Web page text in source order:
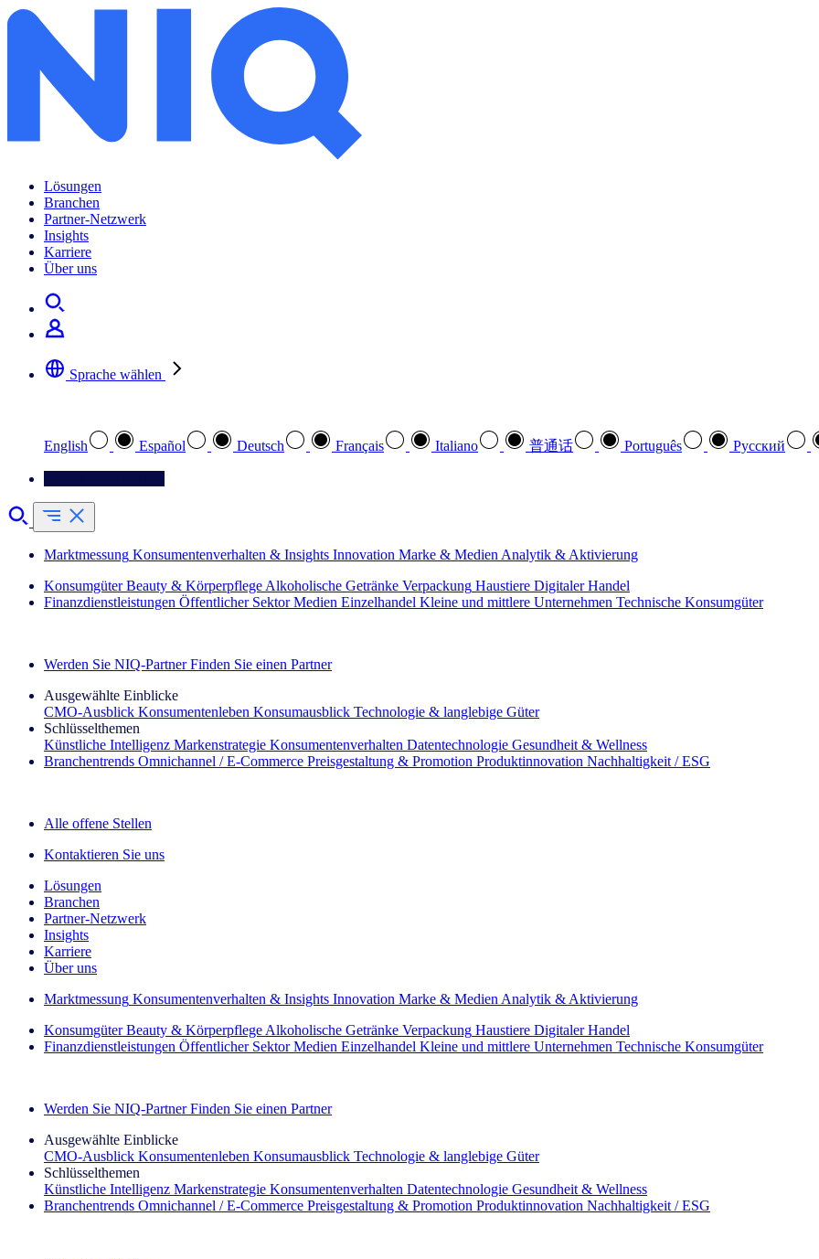
Lösungen
Branchen
Partner-Netzwerk
Insights
Karriere
Über uns
Sprache wählen
English Español Deutsch Français Italiano 普通话 Português Pусский
Marktmessung Konsumentenverhalten & Insights Innovation Marke & Medien Analytik & Aktivierung
Konsumgüter Beauty & Körperpflege Alkoholische Getränke Verpackung Haustiere Digitaler Handel
Finanzdienstleistungen Öffentlicher Sektor Medien Einzelhandel Kleine und mittlere Unternehmen Technische Konsumgüter
Werden Sie NIQ-Partner Finden Sie einen Partner
Ausgewählte Einblicke
CMO‑Ausblick Konsumentenleben Konsumausblick Technologie & langlebige Güter
Schlüsselthemen
Künstliche Intelligenz Markenstrategie Konsumentenverhalten Datentechnologie Gesundheit & Wellness
Branchentrends Omnichannel / E‑Commerce Preisgestaltung & Promotion Produktinnovation Nachhaltigkeit / ESG
Alle offene Stellen
Kontaktieren Sie uns
Lösungen
Branchen
Partner-Netzwerk
Insights
Karriere
Über uns
Marktmessung Konsumentenverhalten & Insights Innovation Marke & Medien Analytik & Aktivierung
Konsumgüter Beauty & Körperpflege Alkoholische Getränke Verpackung Haustiere Digitaler Handel
Finanzdienstleistungen Öffentlicher Sektor Medien Einzelhandel Kleine und mittlere Unternehmen Technische Konsumgüter
Werden Sie NIQ-Partner Finden Sie einen Partner
Ausgewählte Einblicke
CMO‑Ausblick Konsumentenleben Konsumausblick Technologie & langlebige Güter
Schlüsselthemen
Künstliche Intelligenz Markenstrategie Konsumentenverhalten Datentechnologie Gesundheit & Wellness
Branchentrends Omnichannel / E‑Commerce Preisgestaltung & Promotion Produktinnovation Nachhaltigkeit / ESG